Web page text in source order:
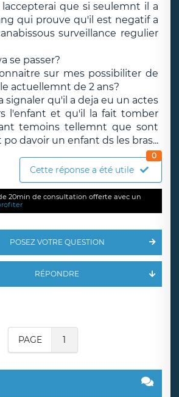
que si seulemnt il a
qui prouve qu'il est negatif a
surveillance regulier
se passer?
sur mes possibiliter de
actuellemnt de 2 ans?
signaler qu'il a deja eu un actes
l'enfant et qu'il la fait tomber
temoins tellemnt que sont
davoir un enfant ds les bras...
Cette réponse a été utile
0
20min de consultation offerte avec un
POSEZ VOTRE QUESTION
RÉPONDRE
PAGE 1